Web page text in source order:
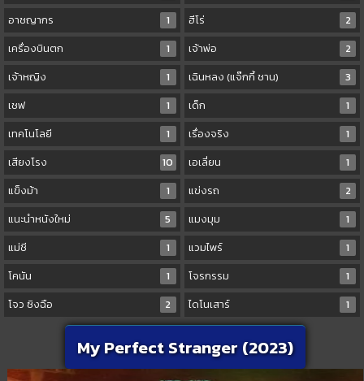
อาชญากร
1 ฮีโร่
2
เครื่องบินตก
1 เจ้าพ่อ
2
เจ้าหญิง
1 เฉินหลง (แจ๊กกี้ ชาน)
3
เชฟ
1 เด็ก
1
เทคโนโลยี
1 เรื่องจริง
1
เสียงโรง
10 เอเลี่ยน
1
แข็งม้า
1 แข่งรถ
2
แนะนำหนังใหม่
5 แมงมุม
1
แม่ชี
1 แวมไพร์
1
โคนัน
1 โจรกรรม
1
โจว ซิงฉือ
2 ไดโนเสาร์ 1
My Perfect Stranger (2023)